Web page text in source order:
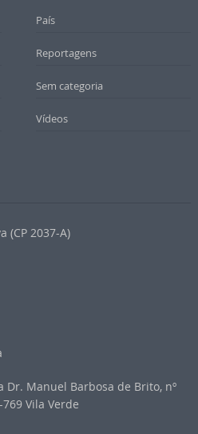
País
Reportagens
Sem categoria
Vídeos
(CP 2037-A)
Dr. Manuel Barbosa de Brito, nº
Vila Verde